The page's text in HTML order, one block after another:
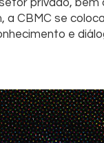
privado,
a CBMC se
e